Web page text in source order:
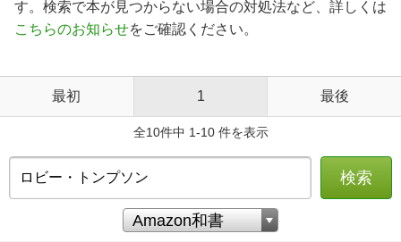
す。検索で本が見つからない場合の対処法など、詳しくは
こちらのお知らせをご確認ください。
最初 1 最後
全10件中 1-10 件を表示
検索